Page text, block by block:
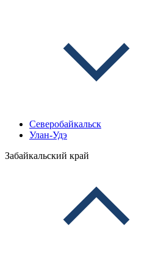
Северобайкальск
Улан-Удэ
Забайкальский край